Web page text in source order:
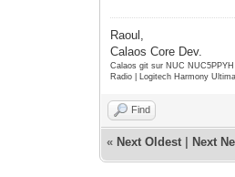
Raoul,
Calaos Core Dev.
Calaos git sur NUC
Radio | Logitech Harmony
Find
« Next Oldest Next